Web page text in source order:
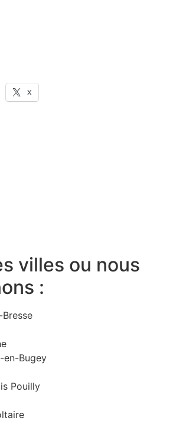
X
villes ou nous
:
en-Bugey
Pouilly